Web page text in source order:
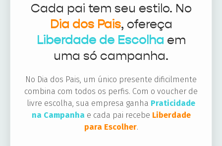
Cada pai tem seu estilo. No
Dia dos Pais, ofereça
Liberdade de Escolha em
uma só campanha.
No Dia dos Pais, um único presente dificilmente
combina com todos os perfis. Com o voucher de
livre escolha, sua empresa ganha Praticidade
na Campanha e cada pai recebe Liberdade
para Escolher.